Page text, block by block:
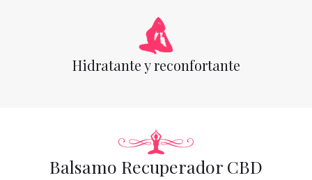
Hidratante y reconfortante
Balsamo Recuperador CBD